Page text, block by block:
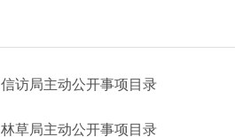
信访局主动公开事项目录
林草局主动公开事项目录